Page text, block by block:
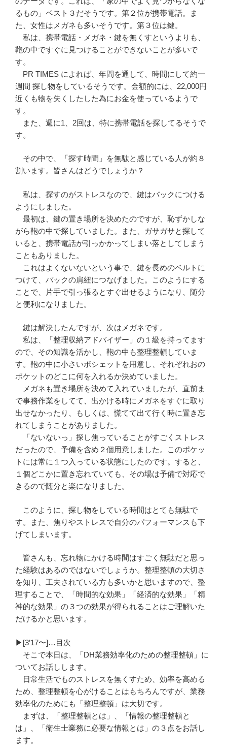
るもの」ベスト３だそうです。第２位が携帯電話。ま
た、女性はメガネも多いそうです。第３位は鍵。
私は、携帯電話・メガネ・鍵を無くすというよりも、
鞄の中ですぐに見つけることができないことが多いで
す。
PR TIMES によれば、年間を通して、時間にして約一
週間 探し物をしているそうです。金額的には、22,000円
近くも物を失くしたした為にお金を使っているようで
す。
また、週に1、2回は、特に携帯電話を探してるそうで
す。
その中で、「探す時間」を無駄と感じている人が約８
割います。皆さんはどうでしょうか？
私は、探すのがストレスなので、鍵はバックにつける
ようにしました。
最初は、鍵の置き場所を決めたのですが、恥ずかしな
がら鞄の中で探していました。また、ガサガサと探して
いると、携帯電話が引っかかってしまい落としてしまう
こともありました。
これはよくないないという事で、鍵を長めのベルトに
つけて、バックの肩紐につなげました。このようにする
ことで、片手で引っ張るとすぐ出せるようになり、随分
と便利になりました。
鍵は解決したんですが、次はメガネです。
私は、「整理収納アドバイザー」の１級を持ってます
ので、その知識を活かし、鞄の中も整理整頓していま
す。鞄の中に小さいポシェットを用意し、それぞれおの
ポケットのどこに何を入れるか決めていました。
メガネも置き場所を決めて入れていましたが、直前ま
で事務作業をしてて、出かける時にメガネをすぐに取り
出せなかったり、もしくは、慌てて出て行く時に置き忘
れてしまうことがありました。
「ないないっ」探し焦っていることがすごくストレス
だったので、予備を含め２個用意しました。このポケッ
トには常に１つ入っている状態にしたのです。すると、
１個どこかに置き忘れていても、その場は予備で対応で
きるので随分と楽になりました。
このように、探し物をしている時間はとても無駄で
す。また、焦りやストレスで自分のパフォーマンスも下
げてしまいます。
皆さんも、忘れ物にかける時間はすごく無駄だと思っ
た経験はあるのではないでしょうか。整理整頓の大切さ
を知り、工夫されている方も多いかと思いますので、整
理することで、「時間的な効果」「経済的な効果」「精
神的な効果」の３つの効果が得られることはご理解いた
だけるかと思います。
▶︎[3’17〜]…目次
そこで本日は、「DH業務効率化のための整理整頓」に
ついてお話しします。
日常生活でものストレスを無くすため、効率を高める
ため、整理整頓を心がけることはもちろんですが、業務
効率化のためにも「整理整頓」は大切です。
まずは、「整理整頓とは」、「情報の整理整頓と
は」、「衛生士業務に必要な情報とは」の３点をお話し
ます。